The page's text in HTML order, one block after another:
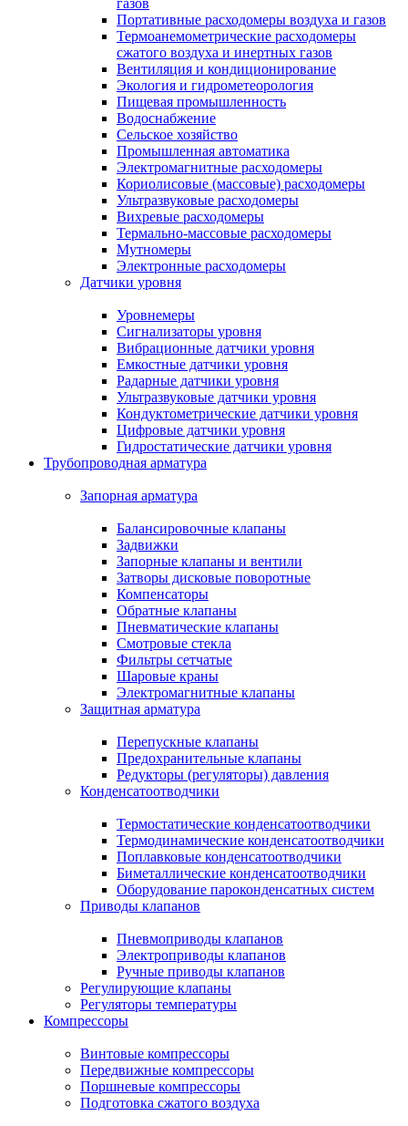
газов
Портативные расходомеры воздуха и газов
Термоанемометрические расходомеры
сжатого воздуха и инертных газов
Вентиляция и кондиционирование
Экология и гидрометеорология
Пищевая промышленность
Водоснабжение
Сельское хозяйство
Промышленная автоматика
Электромагнитные расходомеры
Кориолисовые (массовые) расходомеры
Ультразвуковые расходомеры
Вихревые расходомеры
Термально-массовые расходомеры
Мутномеры
Электронные расходомеры
Датчики уровня
Уровнемеры
Сигнализаторы уровня
Вибрационные датчики уровня
Емкостные датчики уровня
Радарные датчики уровня
Ультразвуковые датчики уровня
Кондуктометрические датчики уровня
Цифровые датчики уровня
Гидростатические датчики уровня
Трубопроводная арматура
Запорная арматура
Балансировочные клапаны
Задвижки
Запорные клапаны и вентили
Затворы дисковые поворотные
Компенсаторы
Обратные клапаны
Пневматические клапаны
Смотровые стекла
Фильтры сетчатые
Шаровые краны
Электромагнитные клапаны
Защитная арматура
Перепускные клапаны
Предохранительные клапаны
Редукторы (регуляторы) давления
Конденсатоотводчики
Термостатические конденсатоотводчики
Термодинамические конденсатоотводчики
Поплавковые конденсатоотводчики
Биметаллические конденсатоотводчики
Оборудование пароконденсатных систем
Приводы клапанов
Пневмоприводы клапанов
Электроприводы клапанов
Ручные приводы клапанов
Регулирующие клапаны
Регуляторы температуры
Компрессоры
Винтовые компрессоры
Передвижные компрессоры
Поршневые компрессоры
Подготовка сжатого воздуха